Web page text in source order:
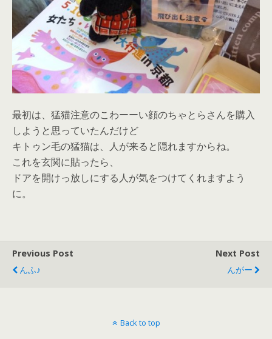
最初は、猛猫注意のこわーーい顔のちゃとらさんを購入
しようと思っていたんだけど
キトゥン毛の猛猫は、人が来ると隠れますからね。
これを玄関に貼ったら、
ドアを開けっ放しにする人が気をつけてくれますよう
に。
Previous Post
んふ♪
Next Post
んがー
Back to top